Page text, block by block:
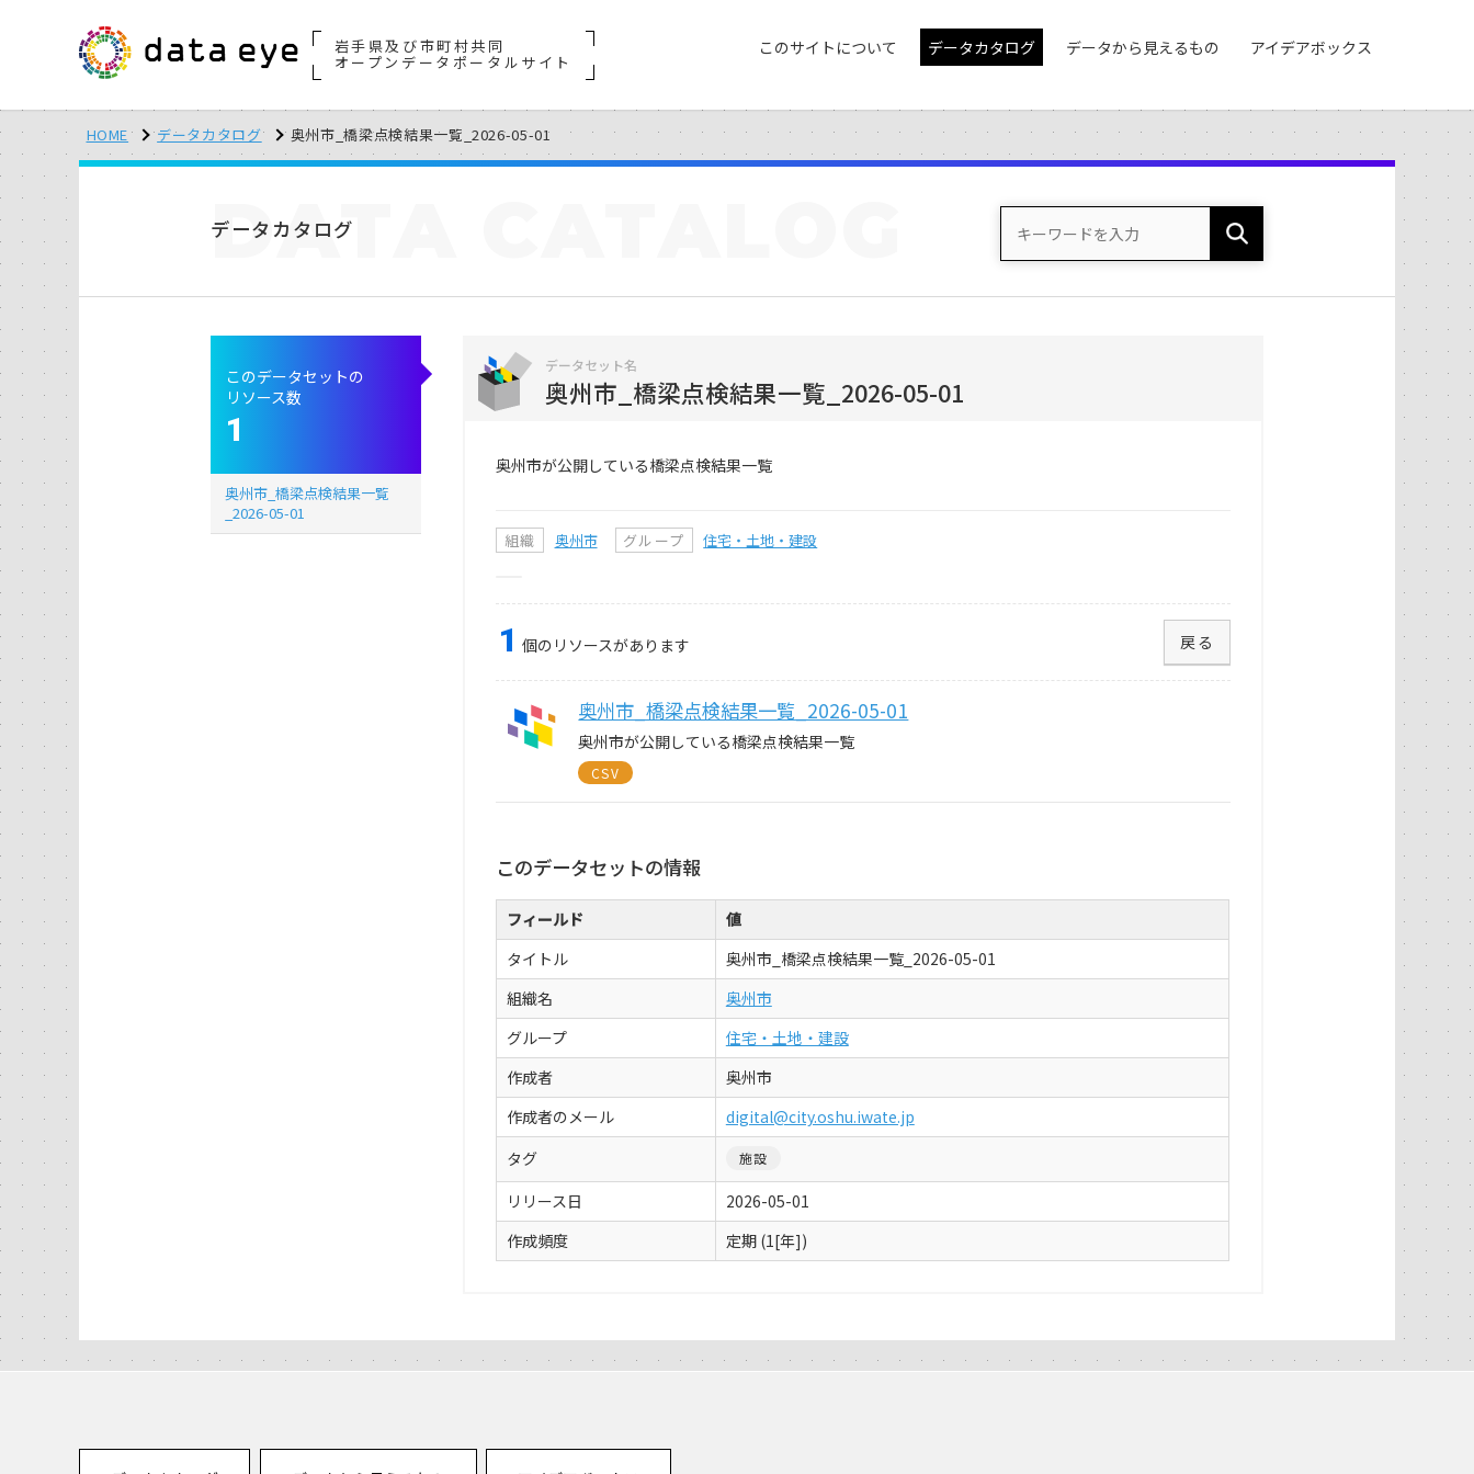
岩手県及び市町村共同
オープンデータポータルサイト
このサイトについて データカタログ データから見えるもの アイデアボックス
HOME データカタログ 奥州市_橋梁点検結果一覧_2026-05-01
データカタログ
DATA
データセット名
奥州市_橋梁点検結果一覧_2026-05-01
奥州市が公開している橋梁点検結果一覧
組織 奥州市 グループ 住宅・土地・建設
1 個のリソースがあります 戻る
奥州市_橋梁点検結果一覧_2026-05-01
奥州市が公開している橋梁点検結果一覧
CSV
このデータセットの情報
フィールド
値
タイトル
奥州市_橋梁点検結果一覧_2026-05-01
組織名
奥州市
グループ
住宅・土地・建設
作成者
奥州市
作成者のメール
digital@city.oshu.iwate.jp
タグ
施設
リリース日
2026-05-01
作成頻度
定期 (1[年])
このデータセットの
リソース数
1
奥州市_橋梁点検結果一覧
_2026-05-01